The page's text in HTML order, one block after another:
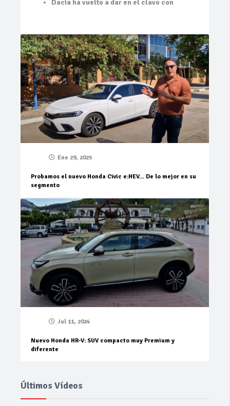
Dacia ha vuelto a dar en el clavo con
Ene 29, 2025
Probamos el nuevo Honda Civic e:HEV… De lo mejor en su
segmento
Jul 11, 2024
Nuevo Honda HR-V: SUV compacto muy Premium y
diferente
Últimos Vídeos